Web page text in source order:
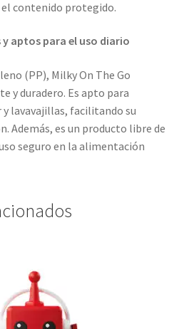
contenido protegido.
aptos para el uso diario
(PP), Milky On The Go
y duradero. Es apto para
lavavajillas, facilitando su
Además, es un producto libre de
seguro en la alimentación